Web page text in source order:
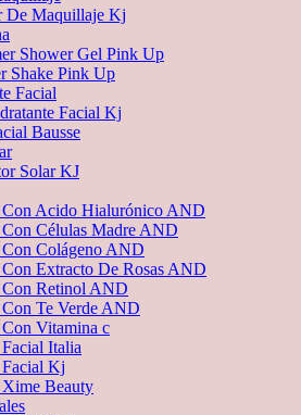
De Maquillaje Kj
Shower Gel Pink Up
Shake Pink Up
Facial
Facial Kj
Bausse
Solar KJ
Con Acido Hialurónico AND
Con Células Madre AND
Con Colágeno AND
Con Extracto De Rosas AND
Con Retinol AND
Con Te Verde AND
Con Vitamina c
Italia
Facial Kj
Xime Beauty